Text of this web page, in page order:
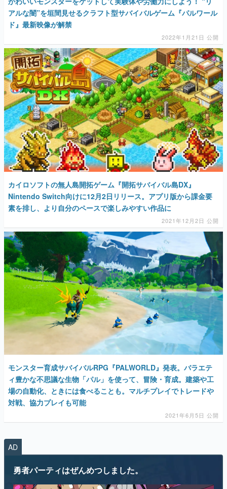
アルな闇”を垣間見せるクラフト型サバイバルゲーム『パルワール
ド』最新映像が解禁
2022年1月21日 公開
カイロソフトの無人島開拓ゲーム『開拓サバイバル島DX』
Nintendo Switch向けに12月2日リリース。アプリ版から課金要
素を排し、より自分のペースで楽しみやすい作品に
2021年12月2日 公開
モンスター育成サバイバルRPG『PALWORLD』発表。バラエテ
ィ豊かな不思議な生物「パル」を使って、冒険・育成。建築や工
場の自動化、ときには食べることも。マルチプレイでトレードや
対戦、協力プレイも可能
2021年6月5日 公開
AD
勇者パーティはぜんめつしました。